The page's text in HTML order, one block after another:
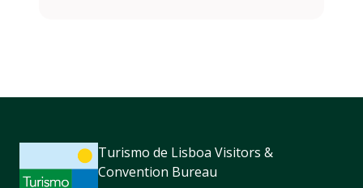
Turismo de Lisboa Visitors &
Convention Bureau